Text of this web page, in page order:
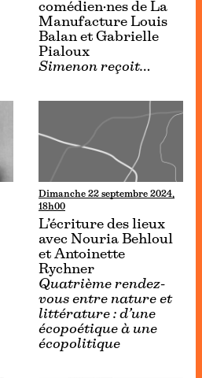
comédien·nes de La
Manufacture Louis
Balan et Gabrielle
Pialoux
Simenon reçoit…
Dimanche 22 septembre 2024,
18h00
L’écriture des lieux
avec Nouria Behloul
et Antoinette
Rychner
Quatrième rendez-
vous entre nature et
littérature : d’une
écopoétique à une
écopolitique